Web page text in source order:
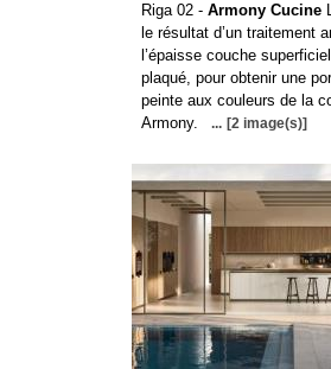
Riga 02 - Armony Cucine
le résultat d’un traitement
l’épaisse couche
plaqué, pour obtenir une
peinte aux couleurs de la
Armony.
... [2 image(s)]